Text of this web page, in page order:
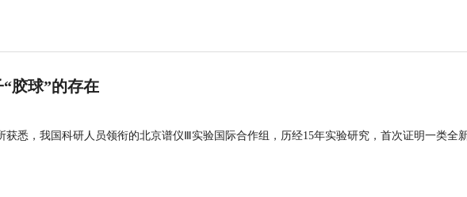
胶球”的存在
获悉，我国科研人员领衔的北京谱仪Ⅲ实验国际合作组，历经15年实验研究，首次证明一类全